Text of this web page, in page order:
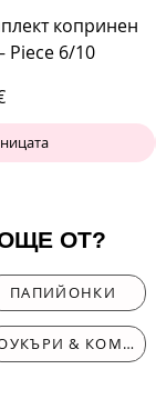
копринен
6/10
ОТ?
ПАПИЙОНКИ
ЧОУКЪРИ & КОМПЛЕКТИ